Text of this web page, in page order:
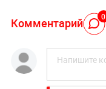
Комментарий 0